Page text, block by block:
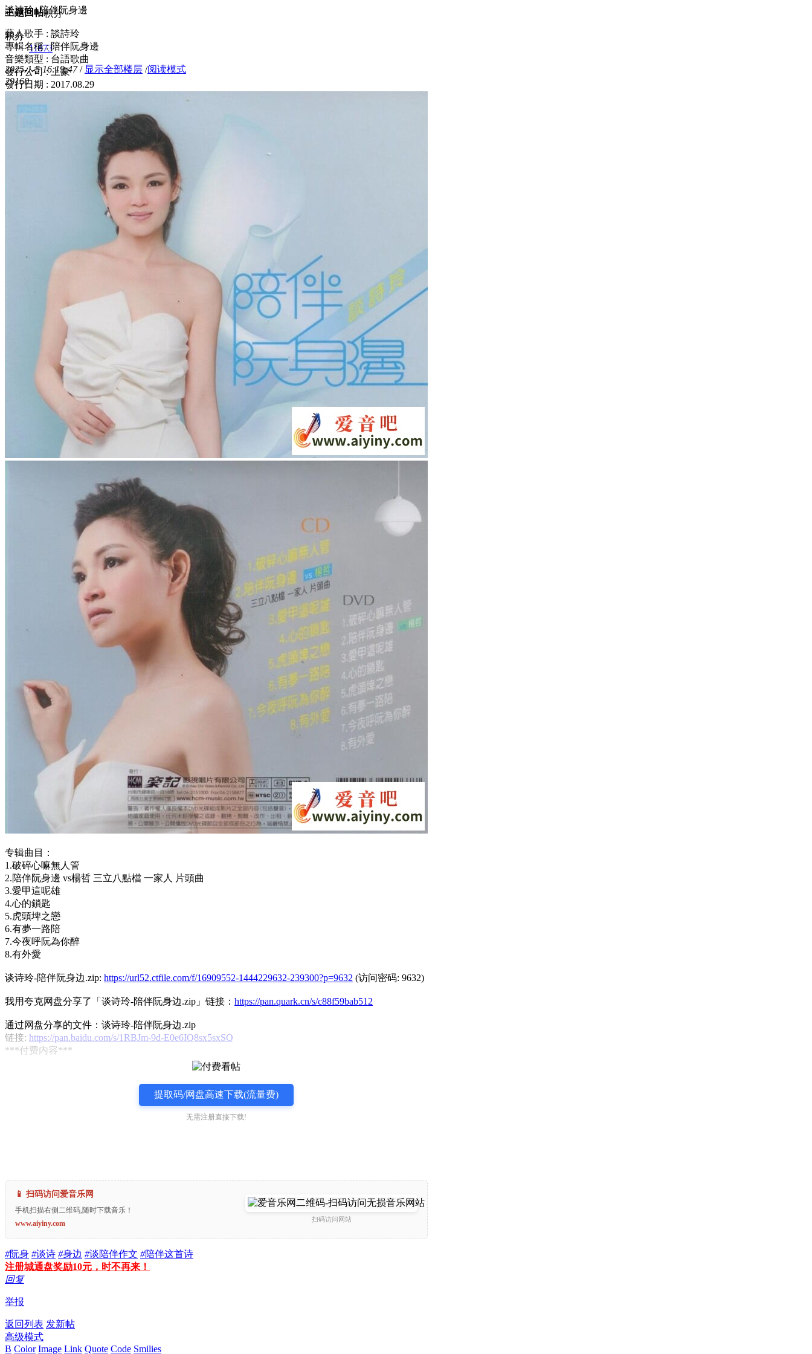
主题回帖积分
积分
11873
2025-1-5 16:19:47 / 显示全部楼层 /阅读模式
29160
談詩玲 -陪伴阮身邊
藝人歌手 : 談詩玲
專輯名稱 : 陪伴阮身邊
音樂類型 : 台語歌曲
發行公司 : 上豪
發行日期 : 2017.08.29
专辑曲目：
1.破碎心嘛無人管
2.陪伴阮身邊 vs楊哲 三立八點檔 一家人 片頭曲
3.愛甲這呢雄
4.心的鎖匙
5.虎頭埤之戀
6.有夢一路陪
7.今夜呼阮為你醉
8.有外愛
谈诗玲-陪伴阮身边.zip: https://url52.ctfile.com/f/16909552-1444229632-239300?p=9632 (访问密码: 9632)
我用夸克网盘分享了「谈诗玲-陪伴阮身边.zip」链接： https://pan.quark.cn/s/c88f59bab512
通过网盘分享的文件：谈诗玲-陪伴阮身边.zip
链接: https://pan.baidu.com/s/1RBJm-9d-E0e6IQ8sx5sxSQ
***付费内容***
提取码/网盘高速下载(流量费)
无需注册直接下载!
📱 扫码访问爱音乐网
手机扫描右侧二维码,随时下载音乐！
www.aiyiny.com
扫码访问网站
#阮身 #谈诗 #身边 #谈陪伴作文 #陪伴这首诗
注册城通盘奖励10元，时不再来！
回复
举报
返回列表 发新帖
高级模式
B Color Image Link Quote Code Smilies